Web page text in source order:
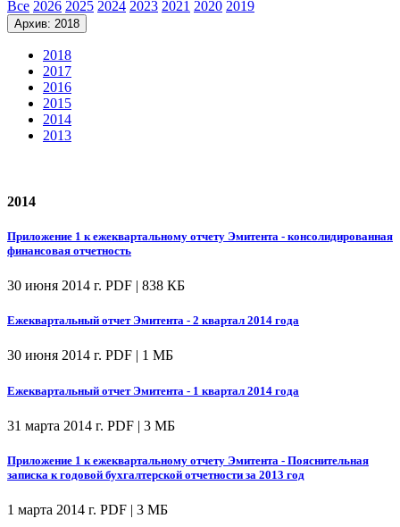
Все 2026 2025 2024 2023 2021 2020 2019
Архив: 2018
2018
2017
2016
2015
2014
2013
2014
Приложение 1 к ежеквартальному отчету Эмитента - консолидированная
финансовая отчетность
30 июня 2014 г. PDF | 838 КБ
Ежеквартальный отчет Эмитента - 2 квартал 2014 года
30 июня 2014 г. PDF | 1 МБ
Ежеквартальный отчет Эмитента - 1 квартал 2014 года
31 марта 2014 г. PDF | 3 МБ
Приложение 1 к ежеквартальному отчету Эмитента - Пояснительная
записка к годовой бухгалтерской отчетности за 2013 год
1 марта 2014 г. PDF | 3 МБ